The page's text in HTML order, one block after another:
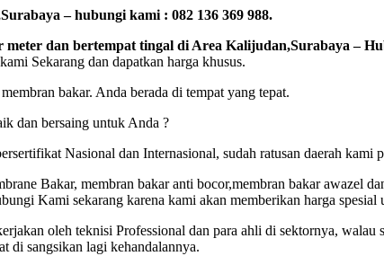
– hubungi kami : 082 136 369 988.
dan bertempat tingal di Area Kalijudan,Surabaya –
Sekarang dan dapatkan harga khusus.
bakar. Anda berada di tempat yang tepat.
dan bersaing untuk Anda ?
Nasional dan Internasional, sudah ratusan daerah kami
Bakar, membran bakar anti bocor,membran bakar awazel
Kami sekarang karena kami akan memberikan harga
oleh teknisi Professional dan para ahli di sektornya,
di sangsikan lagi kehandalannya.